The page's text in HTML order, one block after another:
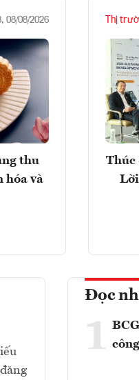
08/08/2026
thu
hóa và
Thị
Thúc
Đọc
1